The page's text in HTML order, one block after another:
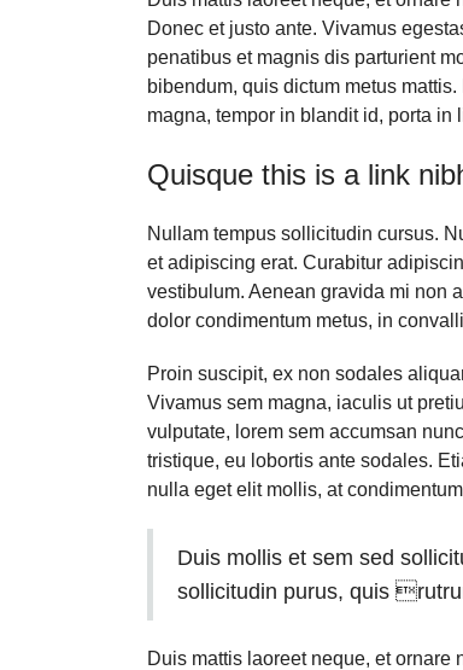
Donec et justo ante. Vivamus
penatibus et magnis dis parturient
bibendum, quis dictum metus
magna, tempor in blandit id, porta
Quisque this is a link
Nullam tempus sollicitudin cursus.
et adipiscing erat. Curabitur
vestibulum. Aenean gravida mi non
dolor condimentum metus, in
Proin suscipit, ex non sodales
Vivamus sem magna, iaculis ut
vulputate, lorem sem accumsan
tristique, eu lobortis ante sodales.
nulla eget elit mollis, at
Duis mollis et sem sed
sollicitudin purus, quis
Duis mattis laoreet neque, et